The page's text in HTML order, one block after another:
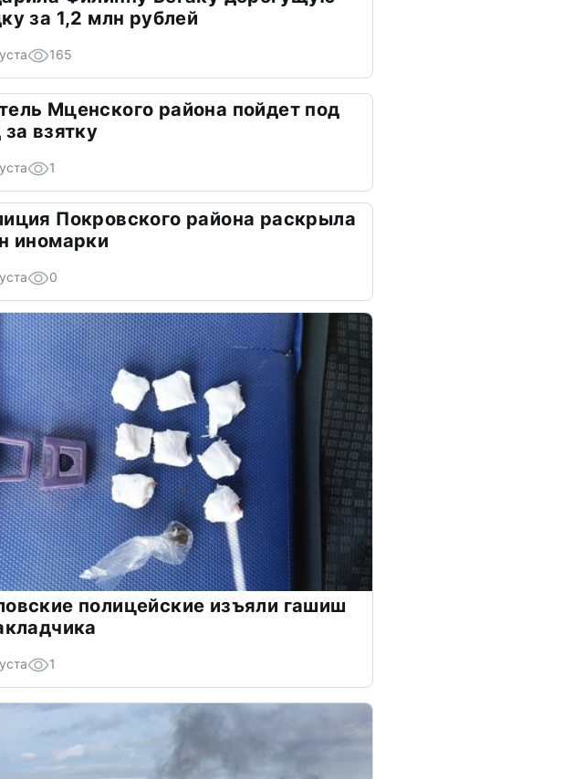
за 1,2 млн рублей
165
Мценского района пойдет под
за взятку
1
Покровского района раскрыла
иномарки
0
полицейские изъяли гашиш
1